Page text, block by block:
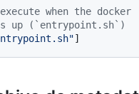
when the docker
up (`entrypoint.sh`)
]